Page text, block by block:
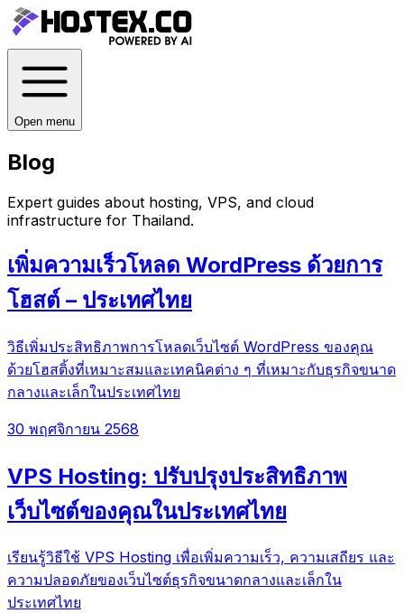
Open menu
Blog
Expert guides about hosting, VPS, and cloud
infrastructure for Thailand.
เพิ่มความเร็วโหลด WordPress ด้วยการ
โฮสต์ – ประเทศไทย
วิธีเพิ่มประสิทธิภาพการโหลดเว็บไซต์ WordPress ของคุณ
ด้วยโฮสติ้งที่เหมาะสมและเทคนิคต่าง ๆ ที่เหมาะกับธุรกิจขนาด
กลางและเล็กในประเทศไทย
30 พฤศจิกายน 2568
VPS Hosting: ปรับปรุงประสิทธิภาพ
เว็บไซต์ของคุณในประเทศไทย
เรียนรู้วิธีใช้ VPS Hosting เพื่อเพิ่มความเร็ว, ความเสถียร และ
ความปลอดภัยของเว็บไซต์ธุรกิจขนาดกลางและเล็กใน
ประเทศไทย